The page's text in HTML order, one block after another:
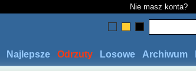
Nie masz konta?
Archiwum
Losowe
Odrzuty
Najlepsze